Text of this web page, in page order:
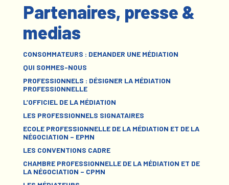
Partenaires, presse &
medias
CONSOMMATEURS : DEMANDER UNE MÉDIATION
QUI SOMMES-NOUS
PROFESSIONNELS : DÉSIGNER LA MÉDIATION
PROFESSIONNELLE
L’OFFICIEL DE LA MÉDIATION
LES PROFESSIONNELS SIGNATAIRES
ECOLE PROFESSIONNELLE DE LA MÉDIATION ET DE LA
NÉGOCIATION – EPMN
LES CONVENTIONS CADRE
CHAMBRE PROFESSIONNELLE DE LA MÉDIATION ET DE
LA NÉGOCIATION – CPMN